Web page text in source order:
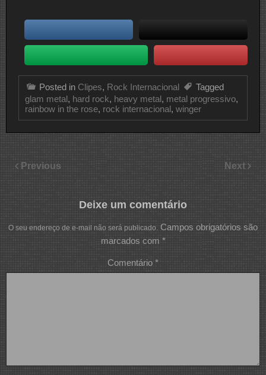
Posted in Clipes, Rock Internacional
Tagged
glam metal, hard rock, heavy metal, metal progressivo,
rainbow in the rose, rock internacional, winger
Previous Next
Deixe um comentário
O seu endereço de e-mail não será publicado. Campos obrigatórios são
marcados com *
Comentário *